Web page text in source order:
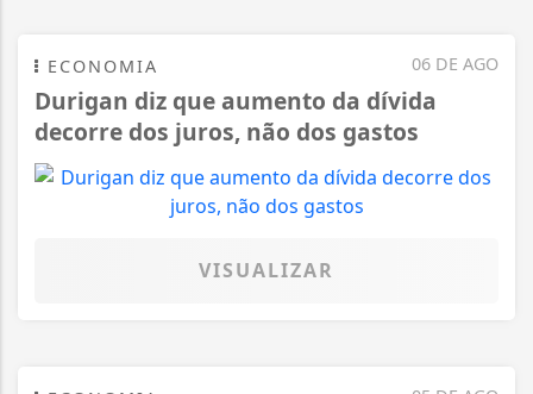
06 DE AGO
ECONOMIA
Durigan diz que aumento da dívida
decorre dos juros, não dos gastos
VISUALIZAR